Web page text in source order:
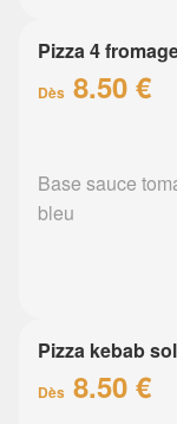
Pizza 4
Dès 8.50 €
Base sauce
bleu
Pizza kebab
Dès 8.50 €